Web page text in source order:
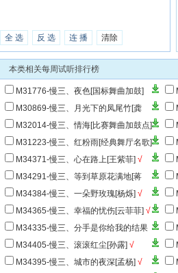
全 选 反 选 连 播 清除
本类相关每周试听排行榜
M31776-慢三、夜色[国标舞曲加鼓]
[陈
M30869-慢三、月光下的凤尾竹[龚
玥]
√
舞
√
M32014-慢三、情海[比赛舞曲加鼓点]
M31223-慢三、红粉雨[经典舞厅名歌]
M34371-慢三、心在路上[王紫菲] √
M34291-慢三、等到草原花满地[蒋
婴]
√
[易
M34384-慢三、一朵野玫瑰[杨烁] √
海
M34365-慢三、幸福的忧伤[云菲菲] √
子]
M34335-慢三、分手是你给我的结果
[雨中百合] √
M34405-慢三、滚滚红尘[孙露] √
M34395-慢三、城市的夜深[孟杨] √